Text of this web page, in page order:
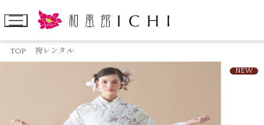
TOP 袴レンタル
NEW